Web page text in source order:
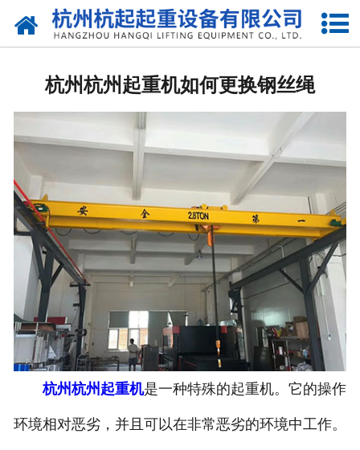
网站首页
合作伙伴
联系我们
杭州杭州起重机如何更换钢丝绳
杭州杭州起重机是一种特殊的起重机。它的操作
环境相对恶劣，并且可以在非常恶劣的环境中工作。